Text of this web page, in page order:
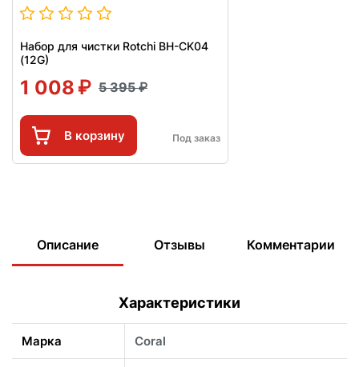
Набор для чистки Rotchi BH-CK04
(12G)
1 008 5 395
В корзину Под заказ
Описание Отзывы Комментарии
Характеристики
Марка Coral